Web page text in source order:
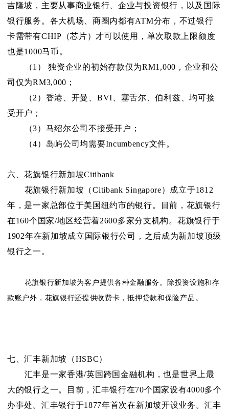
吉隆坡，主要从事商业银行、企业与投资银行，以及国际
银行服务。各大机场、商圈内都有ATM分布，不过银行
卡需带有CHIP（芯片）才可以使用，单次取款上限额度
也是1000马币。
（1） 独资企业的初始存款仅为RM1,000，企业和公
司仅为RM3,000；
（2）香港、开曼、BVI、塞舌尔、伯利兹、均可接
受开户；
（3）马绍尔公司不接受开户；
（4）岛屿公司均需要Incumbency文件。
六、花旗银行新加坡Citibank
花旗银行新加坡（Citibank Singapore）成立于1812
年，是一家总部位于美国纽约市的银行。目前，花旗银行
在160个国家/地区经营着2600多家分支机构。花旗银行于
1902年在新加坡成立国际银行公司，之后成为新加坡顶级
银行之一。
花旗银行新加坡为客户提供各种金融服务。除投资设施和存
款账户外，花旗银行还提供收费卡，抵押贷款和保险产品。
七、汇丰新加坡（HSBC）
汇丰是一家香港/英国跨国金融机构，也是世界上最
大的银行之一。目前，汇丰银行在70个国家设有4000多个
办事处。汇丰银行于1877年首次在新加坡开设业务。汇丰